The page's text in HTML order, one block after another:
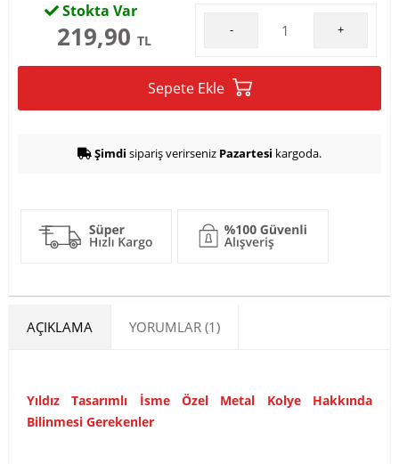
Stokta Var
219,90 TL
- +
Sepete Ekle
Şimdi sipariş verirseniz Pazartesi kargoda.
AÇIKLAMA YORUMLAR (1)
Yıldız Tasarımlı İsme Özel Metal Kolye Hakkında
Bilinmesi Gerekenler